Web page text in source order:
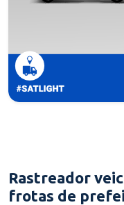
Rastreador
frotas de